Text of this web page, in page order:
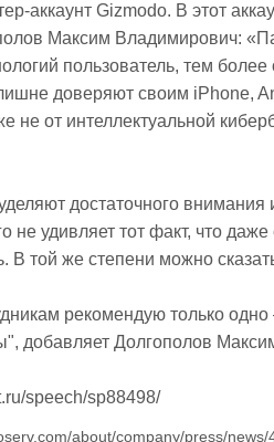
аккаунт Gizmodo. В этот
Максим Владимирович:
пользователь, тем более
доверяют своим iPhone,
не от интеллектуальной
достаточного
не удивляет тот факт, что
В той же степени можно
рекомендую только одно
добавляет Долгополов
speech/sp88498/
about/company/press/news/